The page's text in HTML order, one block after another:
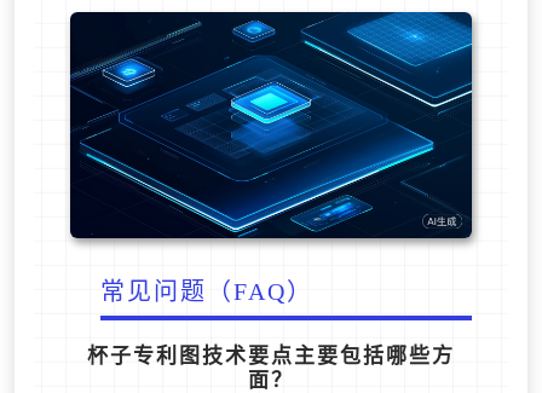
常见问题（FAQ）
杯子专利图技术要点主要包括哪些方
面？